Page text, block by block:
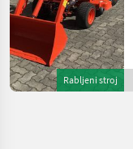
Rabljeni stroj